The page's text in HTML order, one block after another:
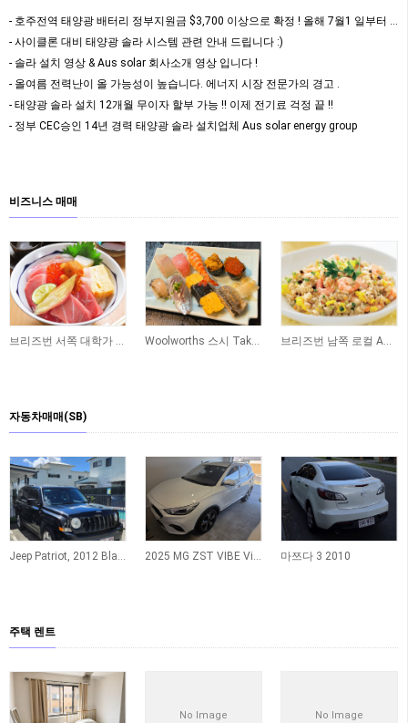
- 호주전역 태양광 배터리 정부지원금 $3,700 이상으로 확정 ! 올해 7월1 일부터 정식 …
- 사이클론 대비 태양광 솔라 시스템 관련 안내 드립니다 :)
- 솔라 설치 영상 & Aus solar 회사소개 영상 입니다 !
- 올여름 전력난이 올 가능성이 높습니다. 에너지 시장 전문가의 경고 .
- 태양광 솔라 설치 12개월 무이자 할부 가능 !! 이제 전기료 걱정 끝 !!
- 정부 CEC승인 14년 경력 태양광 솔라 설치업체 Aus solar energy group
비즈니스 매매
브리즈번 서쪽 대학가 인근 일식당 매매 합니다 Woolworths 스시 Take Away 숍 매매합니다 브리즈번 남쪽 로컬 Asian 식당 매매합니다
자동차매매(SB)
Jeep Patriot, 2012 Black 2025 MG ZST VIBE Vibe 1.5L Petrol Auto White 판매합니다… 마쯔다 3 2010
주택 렌트
No Image No Image